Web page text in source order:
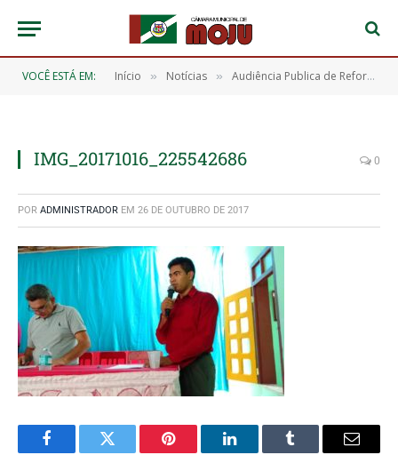
VOCÊ ESTÁ EM: Início » Notícias » Audiência Publica de Reformulação Orgânica Jupuubinha
IMG_20171016_225542686 0
POR ADMINISTRADOR EM 26 DE OUTUBRO DE 2017
FacebookTwitter Pinterest O
Tumblr
E-